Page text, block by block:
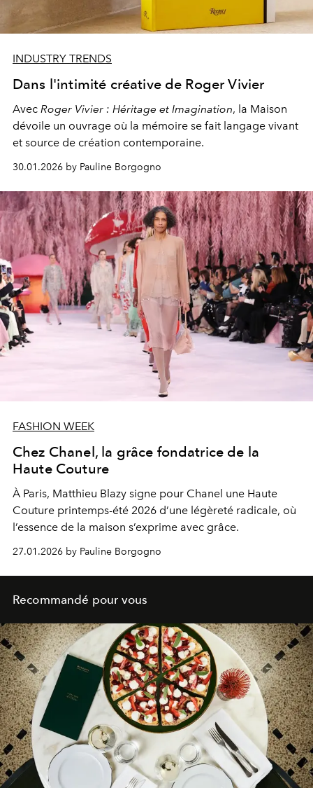
INDUSTRY TRENDS
Dans l'intimité créative de Roger Vivier
Avec Roger Vivier : Héritage et Imagination, la Maison
dévoile un ouvrage où la mémoire se fait langage vivant
et source de création contemporaine.
30.01.2026 by Pauline Borgogno
FASHION WEEK
Chez Chanel, la grâce fondatrice de la
Haute Couture
À Paris, Matthieu Blazy signe pour Chanel une Haute
Couture printemps-été 2026 d’une légèreté radicale, où
l’essence de la maison s’exprime avec grâce.
27.01.2026 by Pauline Borgogno
Recommandé pour vous